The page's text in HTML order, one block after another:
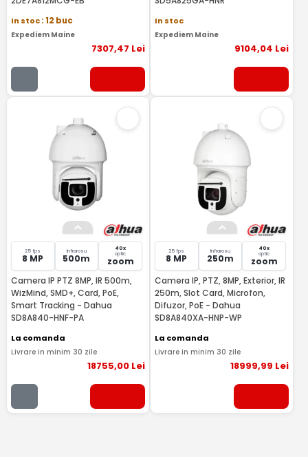
In stoc: 12 buc
Expediem Maine
7307,47 Lei
In stoc
Expediem Maine
9104,04 Lei
25 fps
8 MP
Infrarosu
500m
40x
optic
zoom
Camera IP PTZ 8MP, IR 500m,
WizMind, SMD+, Card, PoE,
Smart Tracking - Dahua
SD8A840-HNF-PA
La comanda
Livrare in minim 30 zile
18755,00Lei
25 fps
8 MP
Infrarosu
250m
40x
optic
zoom
Camera IP, PTZ, 8MP, Exterior, IR
250m, Slot Card, Microfon,
Difuzor, PoE - Dahua
SD8A840XA-HNP-WP
La comanda
Livrare in minim 30 zile
18999,99 Lei